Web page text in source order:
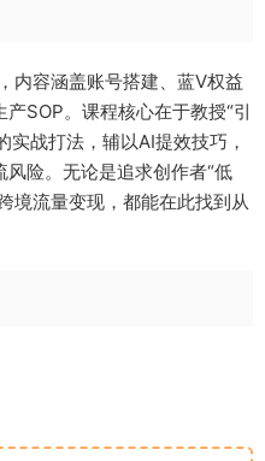
内容涵盖账号搭建、蓝V权益
SOP。课程核心在于教授“引
实战打法，辅以AI提效技巧，
险。无论是追求创作者“低
境流量变现，都能在此找到从